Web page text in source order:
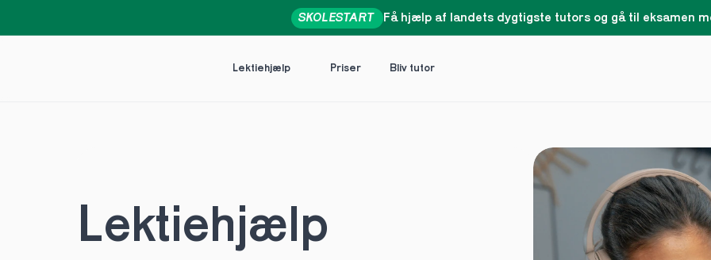
Priser
Lektiehjælp Bliv tutor
Få hjælp af landets dygtigste tutors og gå til eksamen
SKOLESTART
Lektiehjælp